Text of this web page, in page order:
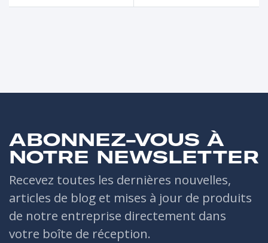
ABONNEZ-VOUS À
NOTRE NEWSLETTER
Recevez toutes les dernières nouvelles,
articles de blog et mises à jour de produits
de notre entreprise directement dans
votre boîte de réception.